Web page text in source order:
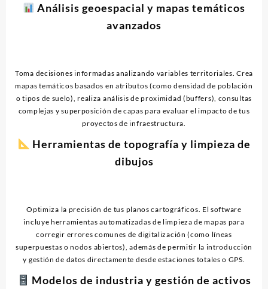
Análisis geoespacial y mapas temáticos
avanzados
Toma decisiones informadas analizando variables territoriales. Crea
mapas temáticos basados en atributos (como densidad de población
o tipos de suelo), realiza análisis de proximidad (buffers), consultas
complejas y superposición de capas para evaluar el impacto de tus
proyectos de infraestructura.
Herramientas de topografía y limpieza de
dibujos
Optimiza la precisión de tus planos cartográficos. El software
incluye herramientas automatizadas de limpieza de mapas para
corregir errores comunes de digitalización (como líneas
superpuestas o nodos abiertos), además de permitir la introducción
y gestión de datos directamente desde estaciones totales o GPS.
Modelos de industria y gestión de activos